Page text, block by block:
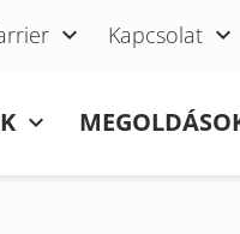
Kapcsolat